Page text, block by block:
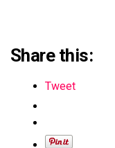
Share this:
Tweet